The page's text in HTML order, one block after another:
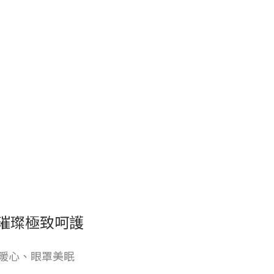
璨極致呵護
心、眼罩美眠